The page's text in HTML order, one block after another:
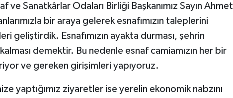
ve Sanatkârlar Odaları Birliği Başkanımız Sayın Ahmet
bir araya gelerek esnafımızın taleplerini
geliştirdik. Esnafımızın ayakta durması, şehrin
demektir. Bu nedenle esnaf camiamızın her bir
ve gereken girişimleri yapıyoruz.
yaptığımız ziyaretler ise yerelin ekonomik nabzını